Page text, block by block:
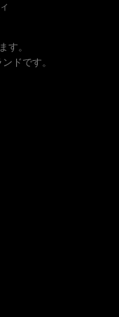
。
ドです。